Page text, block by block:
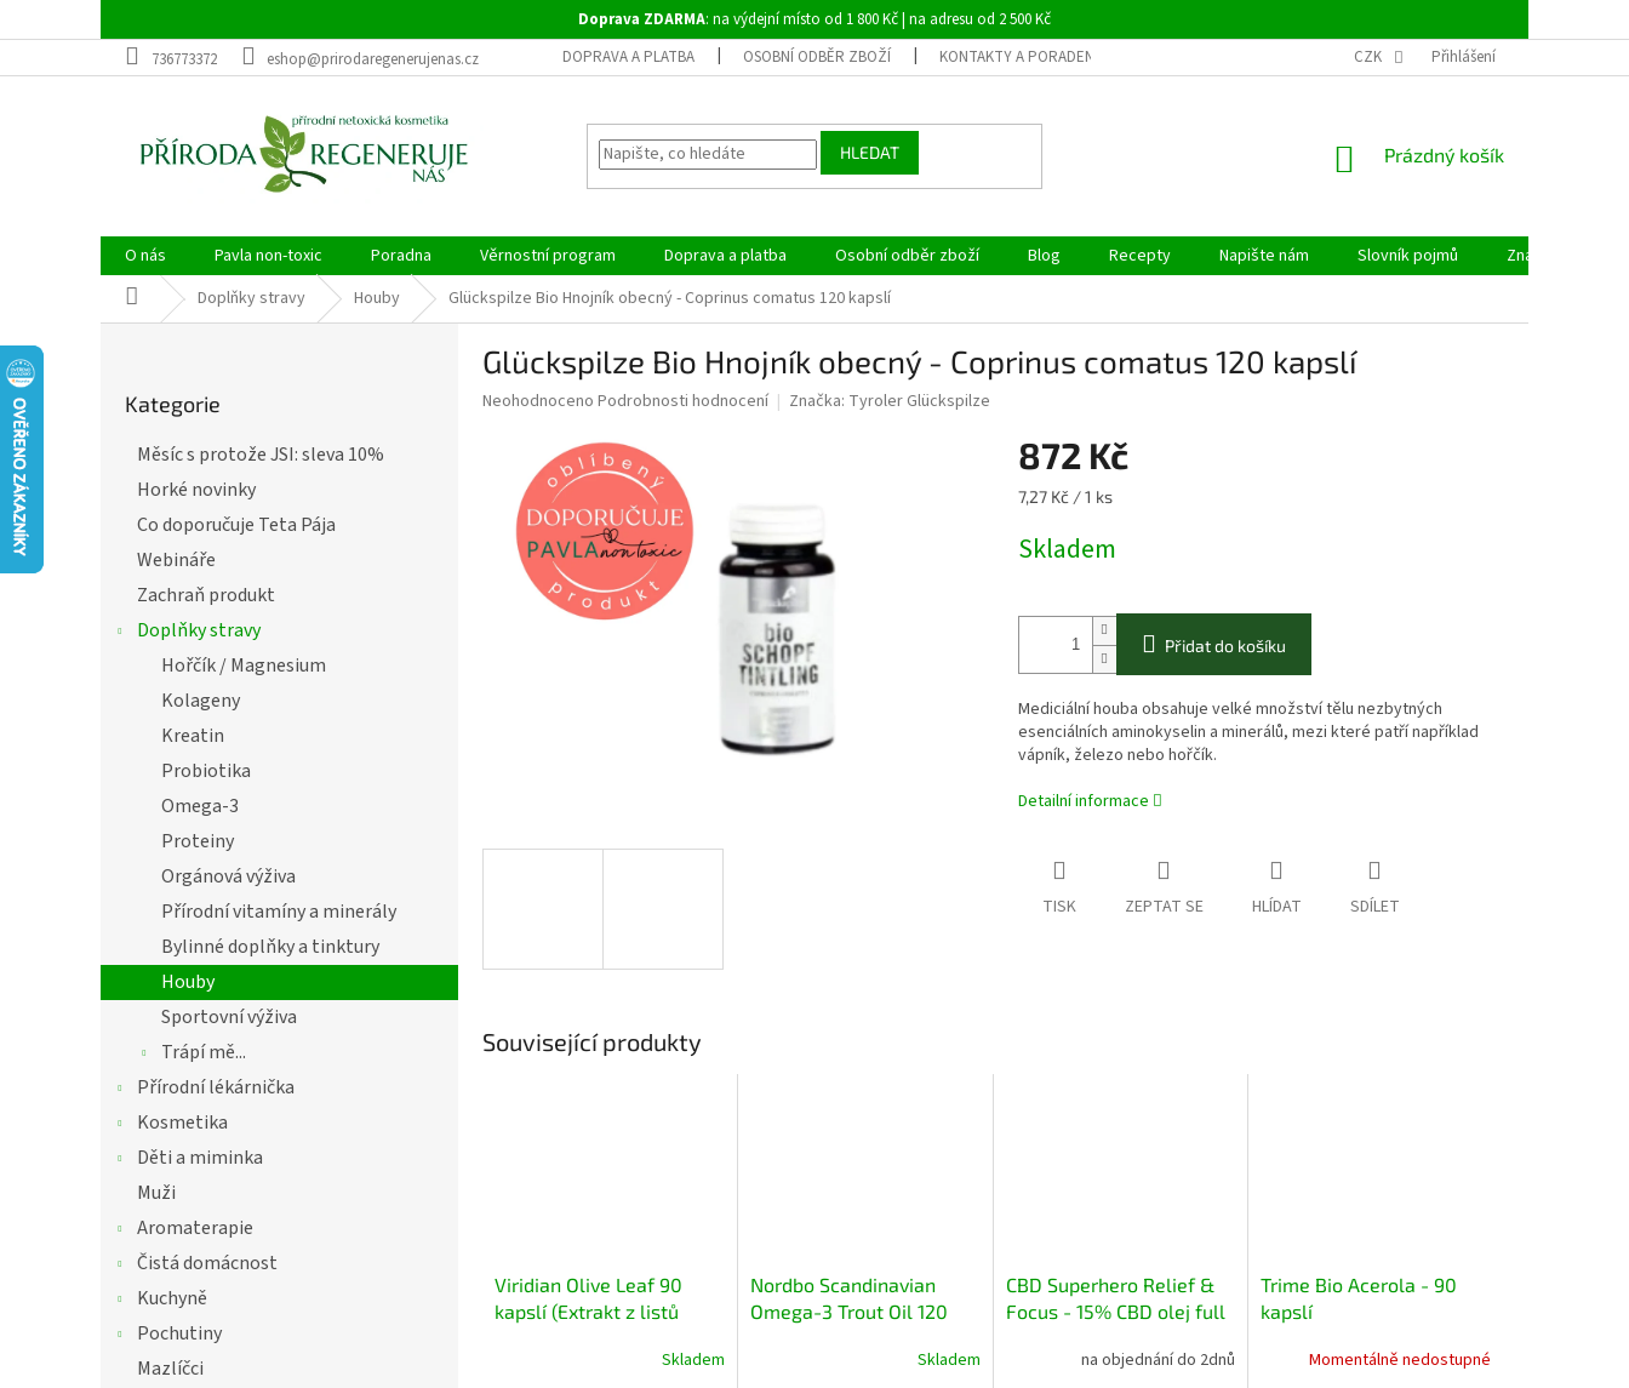
na
Doprava ZDARMA: na výdejní místo od 1 800 Kč | na adresu od 2 500 Kč
736773372
eshop@prirodaregenerujenas.cz DOPRAVA A PLATBA OSOBNÍ ODBĚR ZBOŽÍ KONTAKTY A PORADENSTVÍ PODMÍNKY OCHRANY OSOBNÍCH
CZK Přihlášení
HLEDAT
NÁKUPNÍ
Prázdný košík
O nás Pavla non-toxic Poradna Věrnostní program Doprava a platba Osobní odběr zboží Blog Recepty Napište nám Slovník pojmů
Značky
Domů Doplňky stravy Houby Glückspilze Bio Hnojník obecný - Coprinus comatus 120 kapslí
kategorie
Kategorie
Měsíc s protože JSI: sleva 10%
Horké novinky
Co doporučuje Teta Pája
Webináře
Zachraň produkt
Doplňky stravy
Hořčík / Magnesium
Kolageny
Kreatin
Probiotika
Omega-3
Proteiny
Orgánová výživa
Přírodní vitamíny a minerály
Bylinné doplňky a tinktury
Houby
Sportovní výživa
Trápí mě...
Přírodní lékárnička
Kosmetika
Děti a miminka
Muži
Aromaterapie
Čistá domácnost
Kuchyně
Pochutiny
Mazlíčci
Glückspilze Bio Hnojník obecný - Coprinus comatus 120 kapslí
Průměrné
hvězdiček.
Neohodnoceno Podrobnosti hodnocení Značka: Tyroler Glückspilze
872 Kč
Měrná
7,27 Kč / 1 ks
Skladem
Přidat do košíku
Mediciální houba obsahuje velké množství tělu nezbytných
esenciálních aminokyselin a minerálů, mezi které patří například
vápník, železo nebo hořčík.
Detailní informace
TISK ZEPTAT SE HLÍDAT SDÍLET
Související produkty
Viridian Olive Leaf 90
kapslí (Extrakt z listů
Skladem
Nordbo Scandinavian
Omega-3 Trout Oil 120
Skladem
CBD Superhero Relief &
Focus - 15% CBD olej full
na objednání do 2dnů
Trime Bio Acerola - 90
kapslí
Momentálně nedostupné